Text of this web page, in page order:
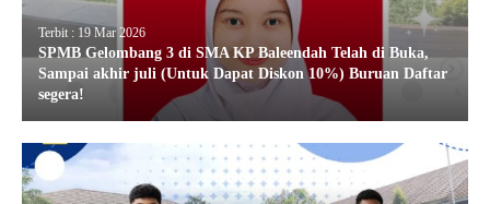
Terbit : 19 Mar 2026
SPMB Gelombang 3 di SMA KP Baleendah Telah di Buka,
Sampai akhir juli (Untuk Dapat Diskon 10%) Buruan Daftar
segera!